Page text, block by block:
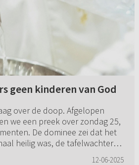
geen kinderen van God
over de doop. Afgelopen
we een preek over zondag 25,
De dominee zei dat het
heilig was, de tafelwachters
12-06-2025